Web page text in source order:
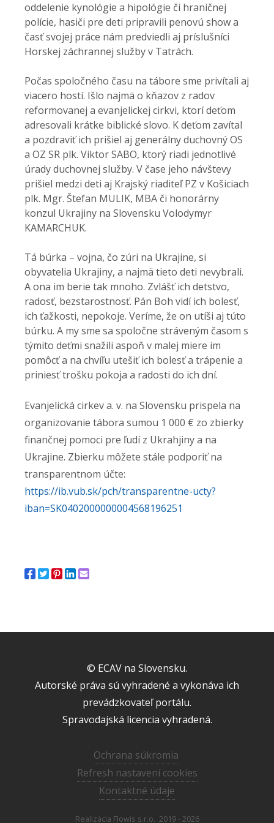
oddelenie kynológie a hipológie či hraničnej
polície, hasiči pre deti pripravili penovú show a
časť svojej práce nám predviedli aj príslušníci
Horskej záchrannej služby v Tatrách.
Počas spoločného času na tábore sme privítali aj
viacero hostí. Išlo najmä o kňazov z radov
reformovanej a evanjelickej cirkvi, ktorí deťom
adresovali krátke biblické slovo. K deťom zavítal
a pozdraviť ich prišiel aj generálny duchovný OS
a OZ SR plk. Viktor SABO, ktorý riadi jednotlivé
úrady duchovnej služby. V čase jeho návštevy
prišiel medzi deti aj Krajský riaditeľ PZ v Košiciach
plk. Mgr. Štefan MULIK, MBA či honorárny
konzul Ukrajiny na Slovensku Volodymyr
KAMARCHUK.
Tá búrka – vojna, čo zúri na Ukrajine, si
obyvatelia Ukrajiny, a najmä tieto deti nevybrali.
A ona im berie tak mnoho. Zvlášť ich detstvo,
radosť, bezstarostnosť. Pán Boh vidí ich bolesť,
ich ťažkosti, nepokoje. Veríme, že on utíši aj túto
búrku. A my sme sa spoločne stráveným časom s
týmito deťmi snažili aspoň v malej miere im
pomôcť a na chvíľu utešiť ich bolesť a trápenie a
priniesť trošku pokoja a radosti do ich dní.
Evanjelická cirkev a. v. na Slovensku prispela na
organizovanie tábora sumou 1 000 € zo zbierky
finančnej pomoci pre ľudí z Ukrahjiny a na
Ukrajine. Zbierku môžete stále podporiť na
transparentnom účte:
https://ib.vub.sk/pch/transparentne-ucty?
iban=SK0402000000004568196251
© ECAV na Slovensku.
Autorské práva sú vyhradené a vykonáva ich
prevádzkovateľ portálu.
Spravodajská licencia vyhradená.
Ochrana súkromia
Refresh nastavení cookies
Kontaktné údaje
Realizácia Flowis s.r.o. 2019 - 2026